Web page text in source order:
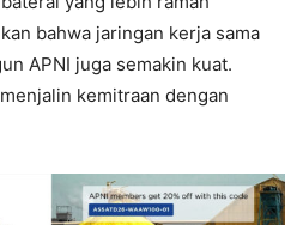
bahwa jaringan kerja sama
APNI juga semakin kuat.
kemitraan dengan